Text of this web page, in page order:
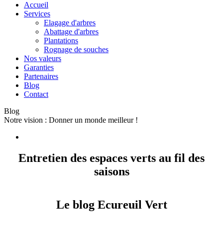
Accueil
Services
Elagage d'arbres
Abattage d'arbres
Plantations
Rognage de souches
Nos valeurs
Garanties
Partenaires
Blog
Contact
Blog
Notre vision : Donner un monde meilleur !
Entretien des espaces verts au fil des
saisons
Le blog Ecureuil Vert